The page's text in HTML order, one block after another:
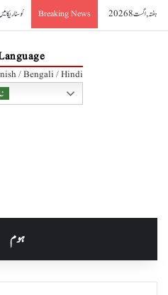
/ Bengali / Hindi
ہفتہ, اگست 8 2026 Breaking News کوسٹا
ہوم